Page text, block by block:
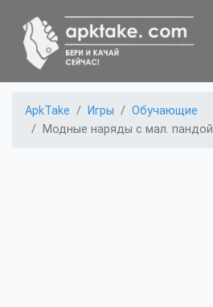
ApkTake Игры
Обучающие
Модные наряды с мал. пандой